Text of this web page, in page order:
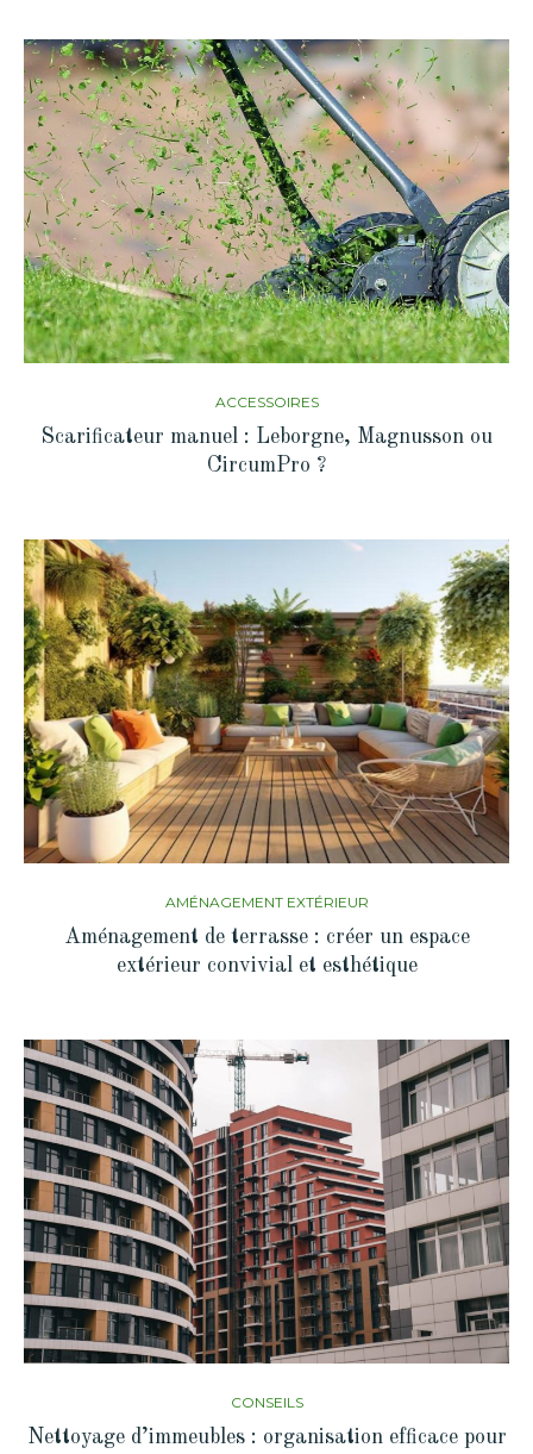
ACCESSOIRES
Scarificateur manuel : Leborgne, Magnusson ou
CircumPro ?
AMÉNAGEMENT EXTÉRIEUR
Aménagement de terrasse : créer un espace
extérieur convivial et esthétique
CONSEILS
Nettoyage d’immeubles : organisation efficace pour